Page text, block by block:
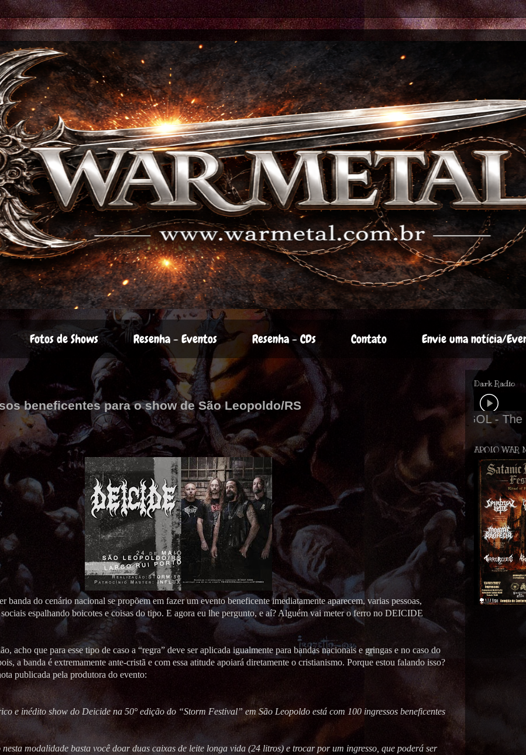
Fotos de Shows Resenha - Eventos Resenha - CDs Contato Envie uma notícia/
beneficentes para o show de São Leopoldo/RS
banda do cenário nacional se propõem em fazer um evento beneficente imediatamente aparecem, varias pessoas,
espalhando boicotes e coisas do tipo. E agora eu lhe pergunto, e aí? Alguém vai meter o ferro no DEICIDE
acho que para esse tipo de caso a “regra” deve ser aplicada igualmente para bandas nacionais e gringas e no caso do
a banda é extremamente ante-cristã e com essa atitude apoiará diretamente o cristianismo. Porque estou falando isso?
publicada pela produtora do evento:
e inédito show do Deicide na 50° edição do “Storm Festival” em São Leopoldo está com 100 ingressos beneficentes
modalidade basta você doar duas caixas de leite longa vida (24 litros) e trocar por um ingresso, que poderá ser
Dark Radio
APOIO WAR